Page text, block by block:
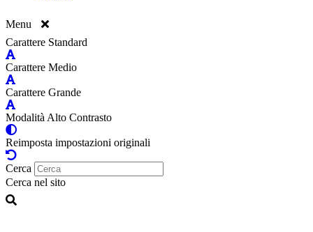
Menu
Carattere Standard
Carattere Medio
Carattere Grande
Modalità Alto Contrasto
Reimposta impostazioni originali
Cerca
Cerca nel sito